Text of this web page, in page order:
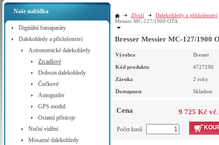
Naše nabídka
Digitální fotoaparáty
Dalekohledy a příslušenství
Astronomické dalekohledy
Zrcadlové
Dobson dalekohledy
Čočkové
Autoguider
GPS modul
Ostatní přístroje
Noční vidění
Mosazné dalekohledy
Zboží
Dalekohledy a příslušenství
Messier MC-127/1900 OTA
Bresser Messier MC-127/1900
Výrobce Bresser
Kód produktu 4727190
Záruka 2 roky
Dostupnost Skladem
Cena 9 725 Kč
Počet kusů